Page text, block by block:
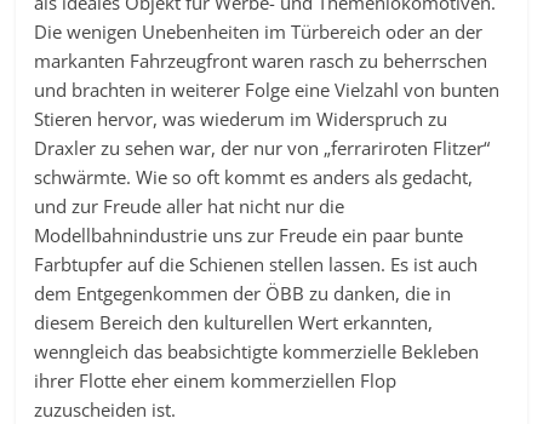
Die wenigen Unebenheiten im Türbereich oder an der
markanten Fahrzeugfront waren rasch zu beherrschen
und brachten in weiterer Folge eine Vielzahl von bunten
Stieren hervor, was wiederum im Widerspruch zu
Draxler zu sehen war, der nur von „ferrariroten Flitzer“
schwärmte. Wie so oft kommt es anders als gedacht,
und zur Freude aller hat nicht nur die
Modellbahnindustrie uns zur Freude ein paar bunte
Farbtupfer auf die Schienen stellen lassen. Es ist auch
dem Entgegenkommen der ÖBB zu danken, die in
diesem Bereich den kulturellen Wert erkannten,
wenngleich das beabsichtigte kommerzielle Bekleben
ihrer Flotte eher einem kommerziellen Flop
zuzuscheiden ist.